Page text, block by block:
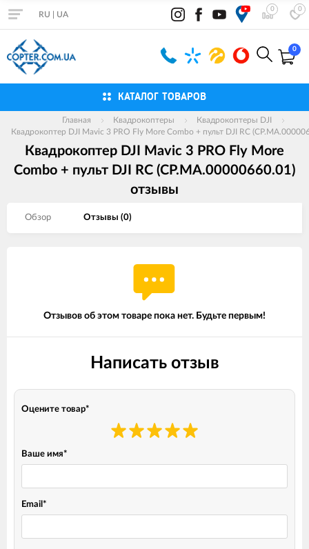
0 0
RU UA
0
КАТАЛОГ ТОВАРОВ
Главная Квадрокоптеры
Квадрокоптеры DJI
Квадрокоптер DJI Mavic 3 PRO Fly More Combo + пульт DJI RC
Квадрокоптер DJI Mavic 3 PRO Fly More
Combo + пульт DJI RC (CP.MA.00000660.01)
отзывы
Обзор Отзывы (0)
Отзывов об этом товаре пока нет. Будьте первым!
Написать отзыв
Оцените товар*
Ваше имя*
Email *